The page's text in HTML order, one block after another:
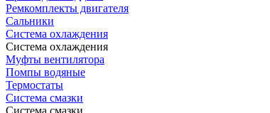
Ремкомплекты двигателя
Сальники
Система охлаждения
Система охлаждения
Муфты вентилятора
Помпы водяные
Термостаты
Система смазки
Система смазки